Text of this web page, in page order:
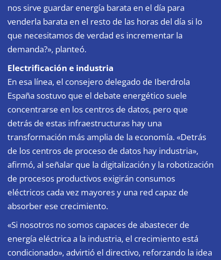
nos sirve guardar energía barata en el día para
venderla barata en el resto de las horas del día si lo
que necesitamos de verdad es incrementar la
demanda?», planteó.
Electrificación e industria
En esa línea, el consejero delegado de Iberdrola
España sostuvo que el debate energético suele
concentrarse en los centros de datos, pero que
detrás de estas infraestructuras hay una
transformación más amplia de la economía. «Detrás
de los centros de proceso de datos hay industria»,
afirmó, al señalar que la digitalización y la robotización
de procesos productivos exigirán consumos
eléctricos cada vez mayores y una red capaz de
absorber ese crecimiento.
«Si nosotros no somos capaces de abastecer de
energía eléctrica a la industria, el crecimiento está
condicionado», advirtió el directivo, reforzando la idea